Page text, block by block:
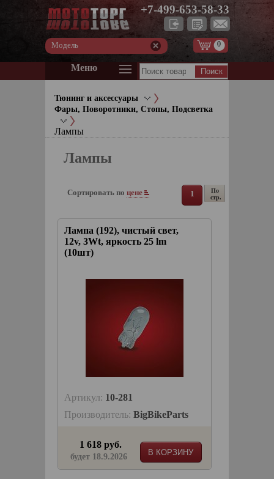
+7-499-653-58-33
Модель 0
Меню
Тюнинг и аксессуары
Фары, Поворотники, Стопы, Подсветка
Лампы
Лампы
1
По
стр.
Сортировать по цене
Лампа (192), чистый свет,
12v, 3Wt, яркость 25 lm
(10шт)
Артикул: 10-281
Производитель: BigBikeParts
В КОРЗИНУ
1 618 руб.
будет 18.9.2026